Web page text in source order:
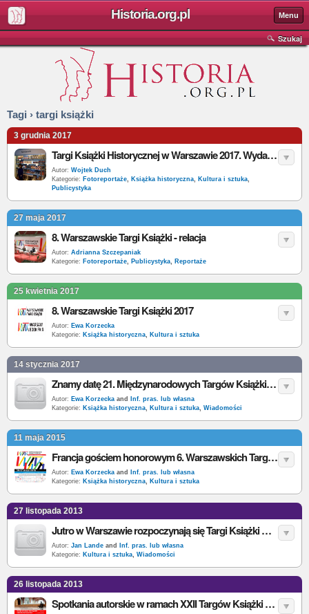
Historia.org.pl Menu
Szukaj
Tagi › targi książki
3 grudnia 2017
Targi Książki Historycznej w Warszawie 2017. Wydawnictwa przywiozły mnóstwo ciekawych książek [fotorelacja]
Autor: Wojtek Duch
Kategorie: Fotoreportaże, Książka historyczna, Kultura i sztuka,
Publicystyka
27 maja 2017
8. Warszawskie Targi Książki - relacja
Autor: Adrianna Szczepaniak
Kategorie: Fotoreportaże, Publicystyka, Reportaże
25 kwietnia 2017
8. Warszawskie Targi Książki 2017
Autor: Ewa Korzecka
Kategorie: Książka historyczna, Kultura i sztuka
14 stycznia 2017
Znamy datę 21. Międzynarodowych Targów Książki w Krakowie
Autor: Ewa Korzecka and
Inf. pras. lub własna
Kategorie: Książka historyczna, Kultura i sztuka, Wiadomości
11 maja 2015
Francja gościem honorowym 6. Warszawskich Targów Książki
Autor: Ewa Korzecka and
Inf. pras. lub własna
Kategorie: Książka historyczna, Kultura i sztuka
27 listopada 2013
Jutro w Warszawie rozpoczynają się Targi Książki Historycznej
Autor: Jan Lande and
Inf. pras. lub własna
Kategorie: Kultura i sztuka, Wiadomości
26 listopada 2013
Spotkania autorskie w ramach XXII Targów Książki Historycznej